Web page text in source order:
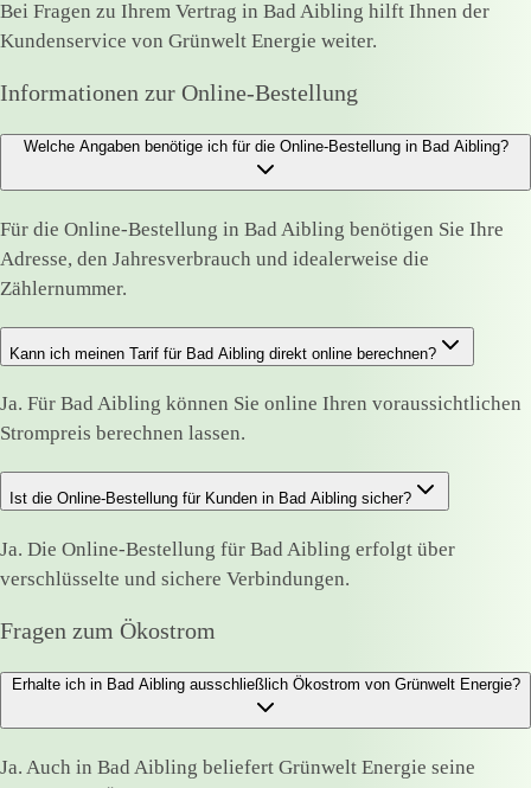
Bei Fragen zu Ihrem Vertrag in Bad Aibling hilft Ihnen der
Kundenservice von Grünwelt Energie weiter.
Informationen zur Online-Bestellung
Welche Angaben benötige ich für die Online-Bestellung in Bad Aibling?
Für die Online-Bestellung in Bad Aibling benötigen Sie Ihre
Adresse, den Jahresverbrauch und idealerweise die
Zählernummer.
Kann ich meinen Tarif für Bad Aibling direkt online berechnen?
Ja. Für Bad Aibling können Sie online Ihren voraussichtlichen
Strompreis berechnen lassen.
Ist die Online-Bestellung für Kunden in Bad Aibling sicher?
Ja. Die Online-Bestellung für Bad Aibling erfolgt über
verschlüsselte und sichere Verbindungen.
Fragen zum Ökostrom
Erhalte ich in Bad Aibling ausschließlich Ökostrom von Grünwelt Energie?
Ja. Auch in Bad Aibling beliefert Grünwelt Energie seine